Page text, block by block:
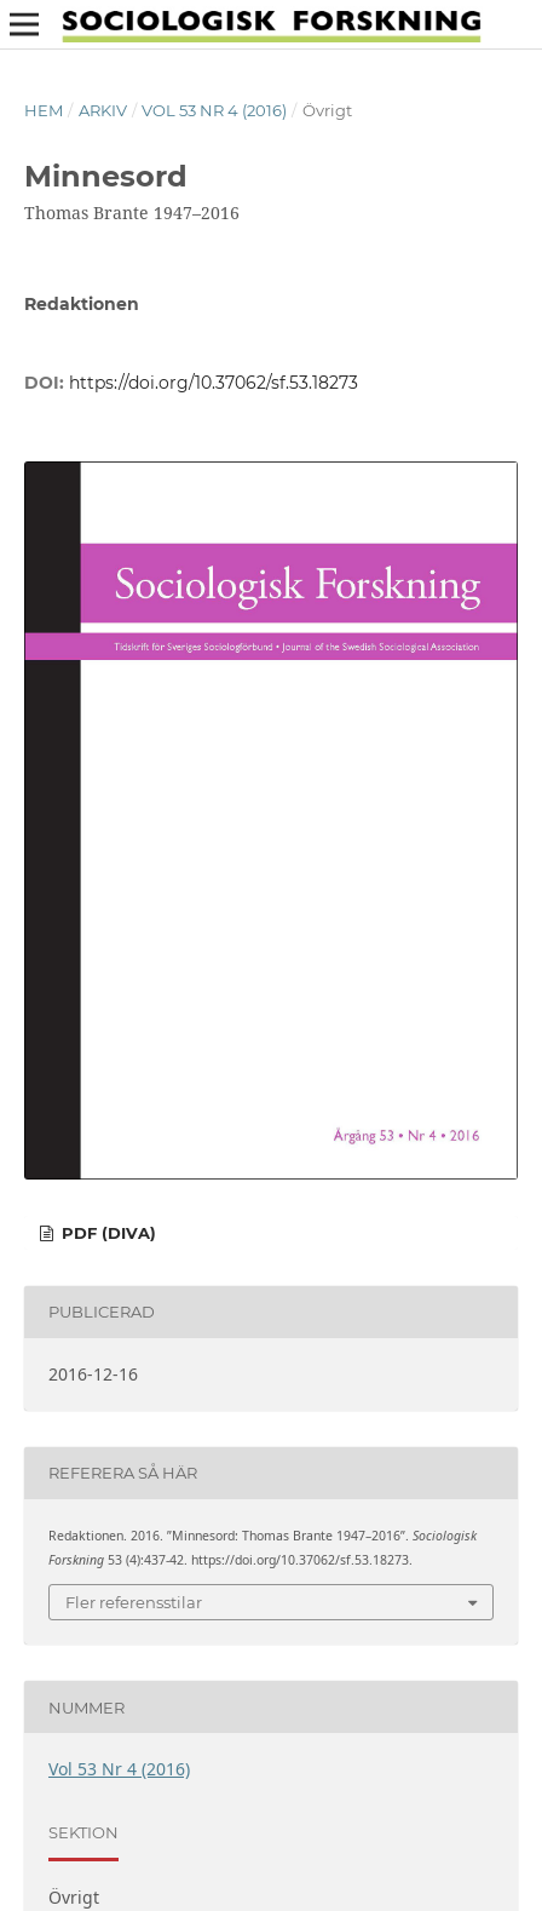
HEM / ARKIV / VOL 53 NR 4 (2016) / Övrigt
Minnesord
Thomas Brante 1947–2016
Redaktionen
DOI: https://doi.org/10.37062/sf.53.18273
PDF (DIVA)
PUBLICERAD
2016-12-16
REFERERA SÅ HÄR
Redaktionen. 2016. ”Minnesord: Thomas Brante 1947–2016”. Sociologisk
Forskning53 (4):437-42. https://doi.org/10.37062/sf.53.18273.
Fler referensstilar
NUMMER
Vol 53 Nr 4 (2016)
SEKTION
Övrigt